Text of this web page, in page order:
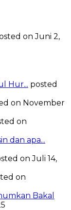
on Juni 2,
Hur... posted
on November
on
dan apa...
on Juli 14,
on
Bakal